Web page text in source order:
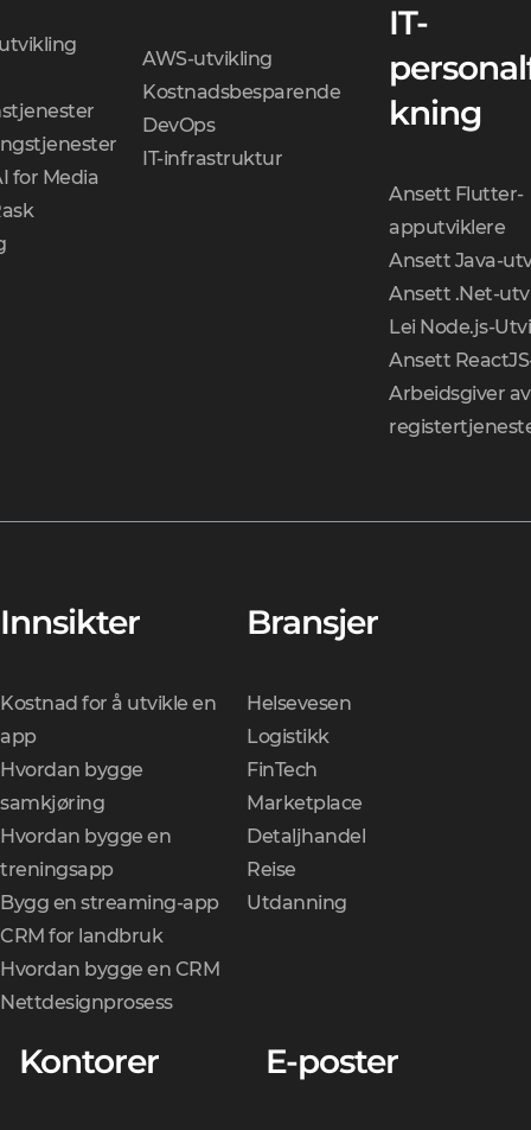
for Media
AWS-utvikling
Kostnadsbesparende
DevOps
IT-infrastruktur
IT-
kning
Ansett Flutter-
apputviklere
Ansett Java-
Ansett .Net-
Lei Node.js-
Ansett
Arbeidsgiver av
Innsikter
Kostnad for å utvikle en
app
Hvordan bygge
samkjøring
Hvordan bygge en
treningsapp
Bygg en streaming-app
CRM for landbruk
Hvordan bygge en CRM
Nettdesignprosess
Bransjer
Helsevesen
Logistikk
FinTech
Marketplace
Detaljhandel
Reise
Utdanning
Kontorer E-poster